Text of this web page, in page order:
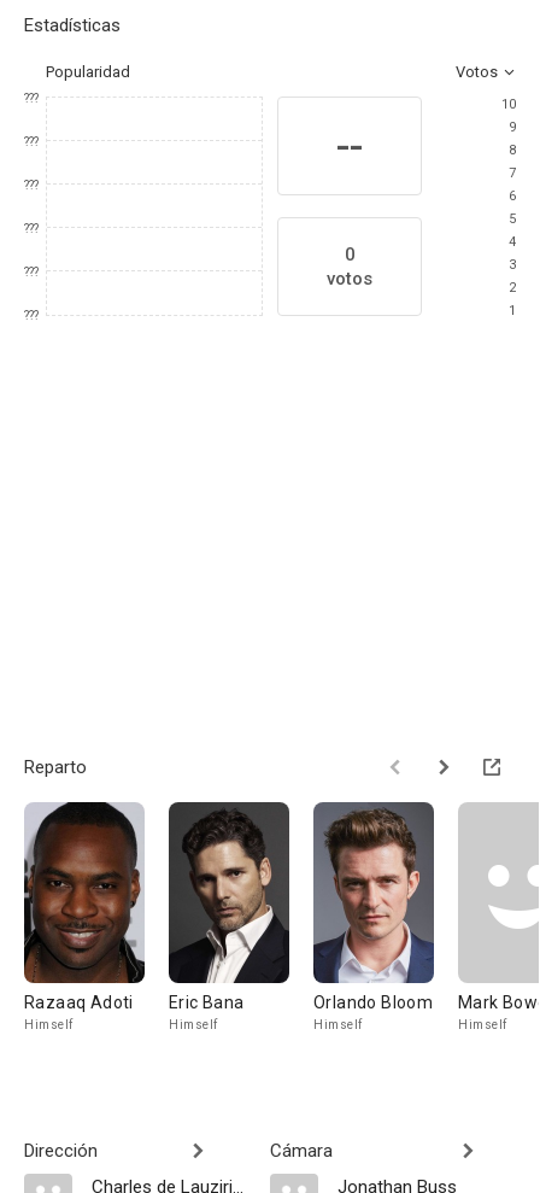
Estadísticas
Popularidad Votos
???
???
???
???
???
???
--
0
votos
10
9
8
7
6
5
4
3
2
1
Reparto
Razaaq Adoti
Himself
Eric Bana
Himself
Orlando Bloom
Himself
Mark
Himself
Dirección
Charles de Lauzirika
Cámara
Jonathan Buss